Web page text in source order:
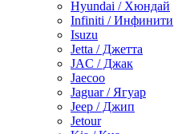
Hyundai / Хюндай
Infiniti / Инфинити
Isuzu
Jetta / Джетта
JAC / Джак
Jaecoo
Jaguar / Ягуар
Jeep / Джип
Jetour